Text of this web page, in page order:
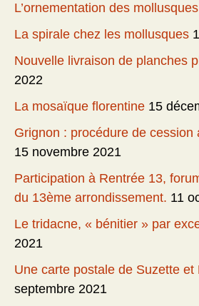
L’ornementation des mollusques
La spirale chez les mollusques
Nouvelle livraison de planches
2022
La mosaïque florentine 15
Grignon : procédure de cession
15 novembre 2021
Participation à Rentrée 13,
du 13ème arrondissement. 11
Le tridacne, « bénitier » par
2021
Une carte postale de Suzette et
septembre 2021